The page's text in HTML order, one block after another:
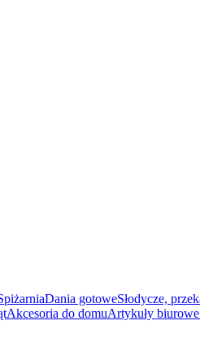
Dania gotoweSłodycze,
Akcesoria do domuArtykuły